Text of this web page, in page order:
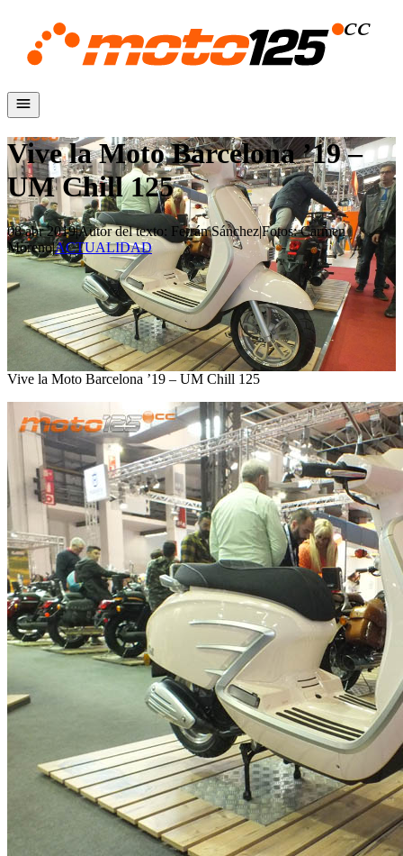
Vive la Moto Barcelona ’19 –
UM Chill 125
08 abr 2019|Autor del texto: Ferrán Sánchez|Fotos: Carmen
Moreno|ACTUALIDAD
Vive la Moto Barcelona ’19 – UM Chill 125